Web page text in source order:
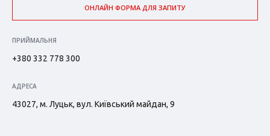
ОНЛАЙН ФОРМА ДЛЯ ЗАПИТУ
ПРИЙМАЛЬНЯ
+380 332 778 300
АДРЕСА
43027, м. Луцьк, вул. Київський майдан, 9